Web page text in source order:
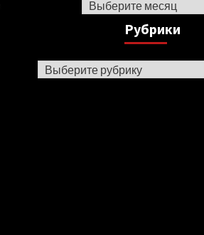
Архив
Рубрики
Рубрики